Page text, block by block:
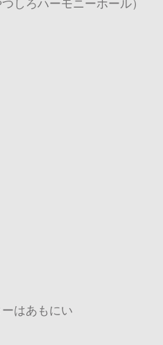
しろハーモニーホール）
はあもにい